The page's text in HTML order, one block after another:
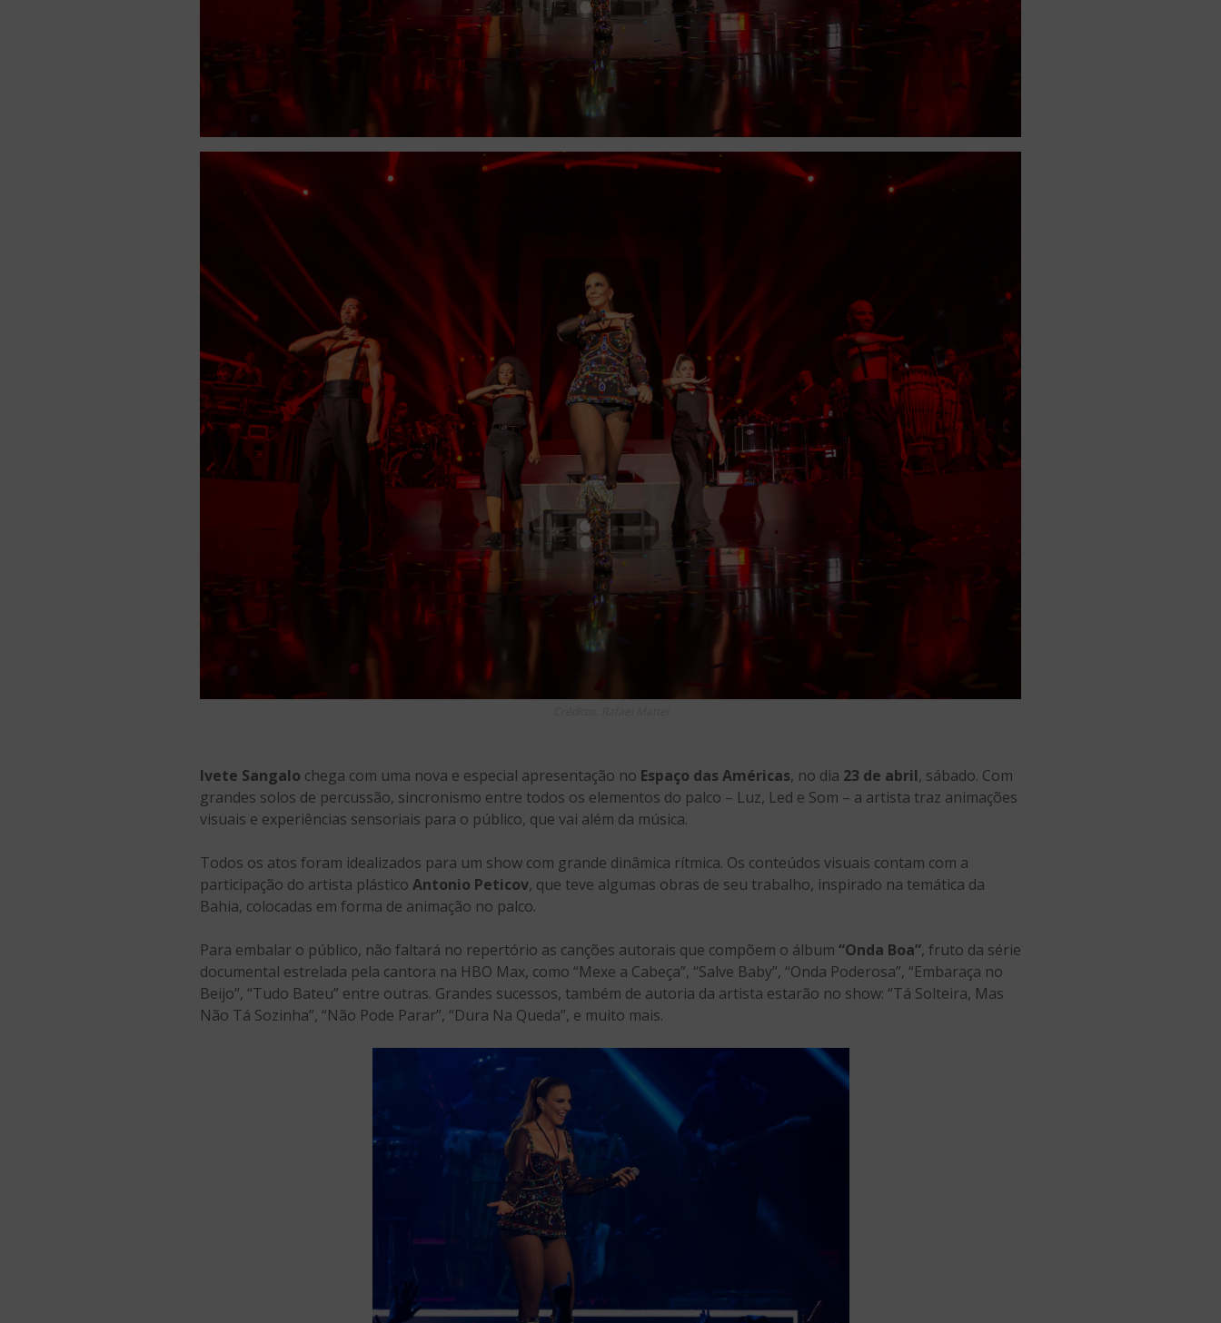
Ivete Sangalo chega com uma nova e especial apresentação no Espaço das Américas, no dia 23 de abril, sábado. Com
grandes solos de percussão, sincronismo entre todos os elementos do palco – Luz, Led e Som – a artista traz animações
visuais e experiências sensoriais para o público, que vai além da música.
Todos os atos foram idealizados para um show com grande dinâmica rítmica. Os conteúdos visuais contam com a
participação do artista plástico Antonio Peticov, que teve algumas obras de seu trabalho, inspirado na temática da
Bahia, colocadas em forma de animação no palco.
Para embalar o público, não faltará no repertório as canções autorais que compõem o álbum “Onda Boa”, fruto da série
documental estrelada pela cantora na HBO Max, como “Mexe a Cabeça”, “Salve Baby”, “Onda Poderosa”, “Embaraça no
Beijo”, “Tudo Bateu” entre outras. Grandes sucessos, também de autoria da artista estarão no show: “Tá Solteira, Mas
Não Tá Sozinha”, “Não Pode Parar”, “Dura Na Queda”, e muito mais.